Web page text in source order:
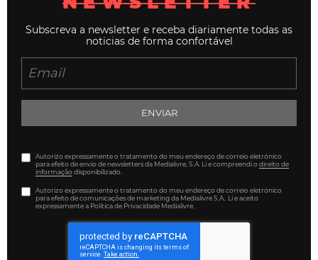
Subscreva a newsletter e receba diariamente todas as
noticias de forma confortável
ENVIAR
Autorizo expressamente o tratamento do meu endereço de correio eletrónico
para efeito de envio de newsletters da Medialivre, S.A. Li e compreendi odireito de
informaçãodisponibilizado.
Autorizo expressamente o tratamento do meu endereço de correio eletrónico
para efeito de comunicações de marketing da Medialivre S.A.. Li e aceito
expressamente a Política de Privacidade Medialivre.